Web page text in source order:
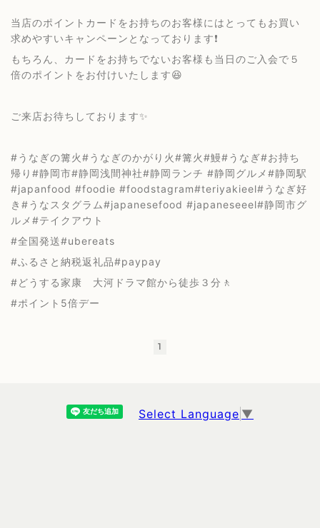
当店のポイントカードをお持ちのお客様にはとってもお買い
求めやすいキャンペーンとなっております❗️
もちろん、カードをお持ちでないお客様も当日のご入会で５
倍のポイントをお付けいたします😆
ご来店お待ちしております✨
#うなぎの篝火#うなぎのかがり火#篝火#鰻#うなぎ#お持ち
帰り#静岡市#静岡浅間神社#静岡ランチ #静岡グルメ#静岡駅
#japanfood #foodie #foodstagram#teriyakieel#うなぎ好
き#うなスタグラム#japanesefood #japaneseeel#静岡市グ
ルメ#テイクアウト
#全国発送#ubereats
#ふるさと納税返礼品#paypay
#どうする家康 大河ドラマ館から徒歩３分🚶
#ポイント5倍デー
1
Select Language ▼